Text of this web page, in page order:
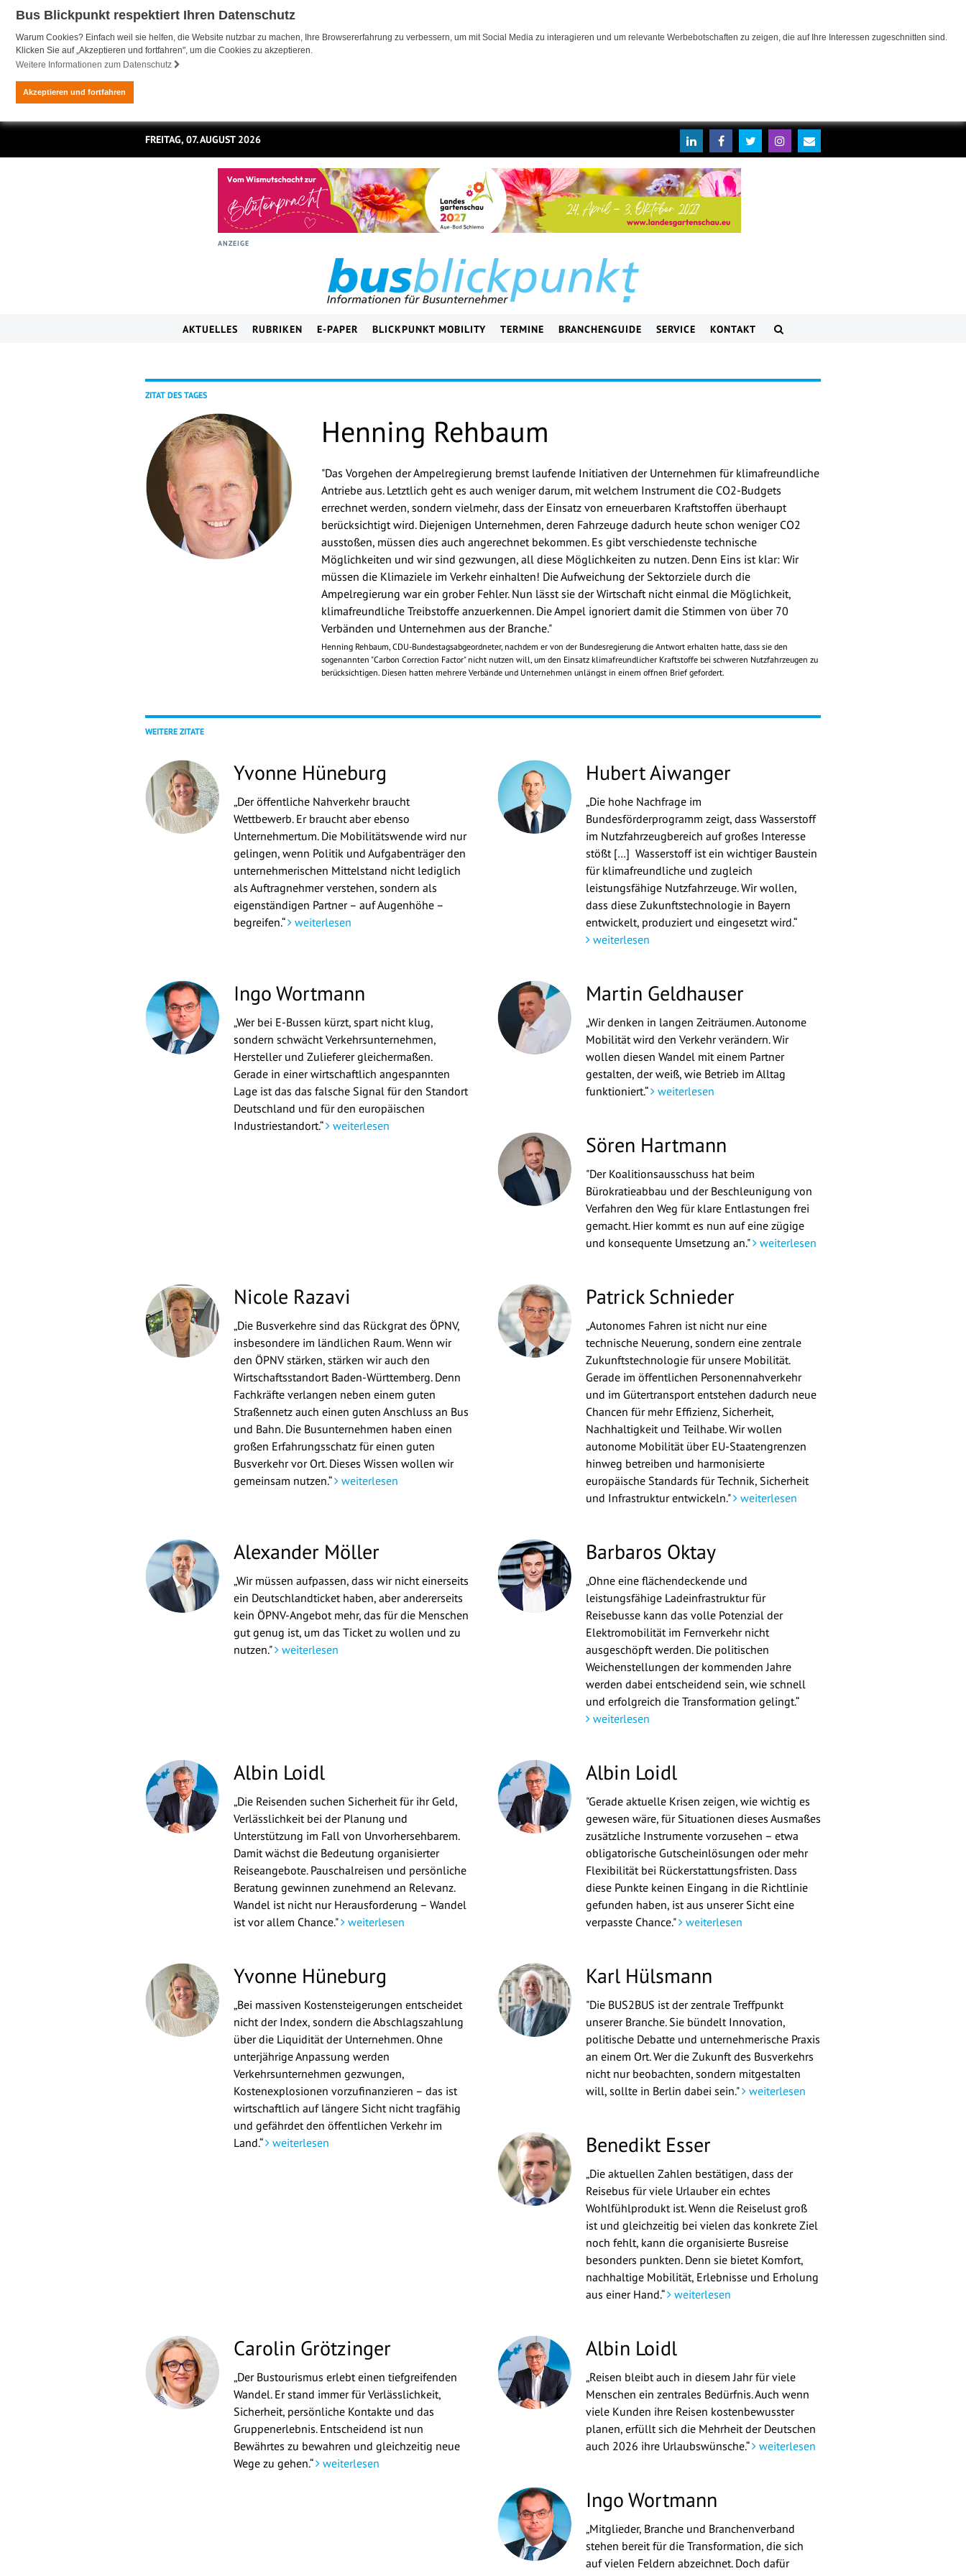
Bus Blickpunkt respektiert Ihren Datenschutz
Warum Cookies? Einfach weil sie helfen, die Website nutzbar zu machen, Ihre Browsererfahrung zu verbessern, um mit Social Media zu interagieren und um relevante Werbebotschaften zu zeigen, die auf Ihre Interessen zugeschnitten sind.
Klicken Sie auf „Akzeptieren und fortfahren", um die Cookies zu akzeptieren.
Weitere Informationen zum Datenschutz
Akzeptieren und fortfahren
FREITAG, 07. AUGUST 2026
ANZEIGE
AKTUELLES RUBRIKEN E-PAPER BLICKPUNKT MOBILITY TERMINE BRANCHENGUIDE SERVICE KONTAKT
ZITAT DES TAGES
Henning Rehbaum
"Das Vorgehen der Ampelregierung bremst laufende Initiativen der Unternehmen für klimafreundliche
Antriebe aus. Letztlich geht es auch weniger darum, mit welchem Instrument die CO2-Budgets
errechnet werden, sondern vielmehr, dass der Einsatz von erneuerbaren Kraftstoffen überhaupt
berücksichtigt wird. Diejenigen Unternehmen, deren Fahrzeuge dadurch heute schon weniger CO2
ausstoßen, müssen dies auch angerechnet bekommen. Es gibt verschiedenste technische
Möglichkeiten und wir sind gezwungen, all diese Möglichkeiten zu nutzen. Denn Eins ist klar: Wir
müssen die Klimaziele im Verkehr einhalten! Die Aufweichung der Sektorziele durch die
Ampelregierung war ein grober Fehler. Nun lässt sie der Wirtschaft nicht einmal die Möglichkeit,
klimafreundliche Treibstoffe anzuerkennen. Die Ampel ignoriert damit die Stimmen von über 70
Verbänden und Unternehmen aus der Branche."
Henning Rehbaum, CDU-Bundestagsabgeordneter, nachdem er von der Bundesregierung die Antwort erhalten hatte, dass sie den
sogenannten "Carbon Correction Factor" nicht nutzen will, um den Einsatz klimafreundlicher Kraftstoffe bei schweren Nutzfahrzeugen zu
berücksichtigen. Diesen hatten mehrere Verbände und Unternehmen unlängst in einem offnen Brief gefordert.
WEITERE ZITATE
Yvonne Hüneburg
„Der öffentliche Nahverkehr braucht
Wettbewerb. Er braucht aber ebenso
Unternehmertum. Die Mobilitätswende wird nur
gelingen, wenn Politik und Aufgabenträger den
unternehmerischen Mittelstand nicht lediglich
als Auftragnehmer verstehen, sondern als
eigenständigen Partner – auf Augenhöhe –
begreifen.“ weiterlesen
Hubert Aiwanger
„Die hohe Nachfrage im
Bundesförderprogramm zeigt, dass Wasserstoff
im Nutzfahrzeugbereich auf großes Interesse
stößt […] Wasserstoff ist ein wichtiger Baustein
für klimafreundliche und zugleich
leistungsfähige Nutzfahrzeuge. Wir wollen,
dass diese Zukunftstechnologie in Bayern
entwickelt, produziert und eingesetzt wird.“
weiterlesen
Ingo Wortmann
„Wer bei E-Bussen kürzt, spart nicht klug,
sondern schwächt Verkehrsunternehmen,
Hersteller und Zulieferer gleichermaßen.
Gerade in einer wirtschaftlich angespannten
Lage ist das das falsche Signal für den Standort
Deutschland und für den europäischen
Industriestandort.“ weiterlesen
Martin Geldhauser
„Wir denken in langen Zeiträumen. Autonome
Mobilität wird den Verkehr verändern. Wir
wollen diesen Wandel mit einem Partner
gestalten, der weiß, wie Betrieb im Alltag
funktioniert.“ weiterlesen
Sören Hartmann
"Der Koalitionsausschuss hat beim
Bürokratieabbau und der Beschleunigung von
Verfahren den Weg für klare Entlastungen frei
gemacht. Hier kommt es nun auf eine zügige
und konsequente Umsetzung an." weiterlesen
Nicole Razavi
„Die Busverkehre sind das Rückgrat des ÖPNV,
insbesondere im ländlichen Raum. Wenn wir
den ÖPNV stärken, stärken wir auch den
Wirtschaftsstandort Baden-Württemberg. Denn
Fachkräfte verlangen neben einem guten
Straßennetz auch einen guten Anschluss an Bus
und Bahn. Die Busunternehmen haben einen
großen Erfahrungsschatz für einen guten
Busverkehr vor Ort. Dieses Wissen wollen wir
gemeinsam nutzen.“ weiterlesen
Patrick Schnieder
„Autonomes Fahren ist nicht nur eine
technische Neuerung, sondern eine zentrale
Zukunftstechnologie für unsere Mobilität.
Gerade im öffentlichen Personennahverkehr
und im Gütertransport entstehen dadurch neue
Chancen für mehr Effizienz, Sicherheit,
Nachhaltigkeit und Teilhabe. Wir wollen
autonome Mobilität über EU-Staatengrenzen
hinweg betreiben und harmonisierte
europäische Standards für Technik, Sicherheit
und Infrastruktur entwickeln." weiterlesen
Alexander Möller
„Wir müssen aufpassen, dass wir nicht einerseits
ein Deutschlandticket haben, aber andererseits
kein ÖPNV-Angebot mehr, das für die Menschen
gut genug ist, um das Ticket zu wollen und zu
nutzen." weiterlesen
Barbaros Oktay
„Ohne eine flächendeckende und
leistungsfähige Ladeinfrastruktur für
Reisebusse kann das volle Potenzial der
Elektromobilität im Fernverkehr nicht
ausgeschöpft werden. Die politischen
Weichenstellungen der kommenden Jahre
werden dabei entscheidend sein, wie schnell
und erfolgreich die Transformation gelingt.“
weiterlesen
Albin Loidl
„Die Reisenden suchen Sicherheit für ihr Geld,
Verlässlichkeit bei der Planung und
Unterstützung im Fall von Unvorhersehbarem.
Damit wächst die Bedeutung organisierter
Reiseangebote. Pauschalreisen und persönliche
Beratung gewinnen zunehmend an Relevanz.
Wandel ist nicht nur Herausforderung – Wandel
ist vor allem Chance." weiterlesen
Albin Loidl
"Gerade aktuelle Krisen zeigen, wie wichtig es
gewesen wäre, für Situationen dieses Ausmaßes
zusätzliche Instrumente vorzusehen – etwa
obligatorische Gutscheinlösungen oder mehr
Flexibilität bei Rückerstattungsfristen. Dass
diese Punkte keinen Eingang in die Richtlinie
gefunden haben, ist aus unserer Sicht eine
verpasste Chance." weiterlesen
Yvonne Hüneburg
„Bei massiven Kostensteigerungen entscheidet
nicht der Index, sondern die Abschlagszahlung
über die Liquidität der Unternehmen. Ohne
unterjährige Anpassung werden
Verkehrsunternehmen gezwungen,
Kostenexplosionen vorzufinanzieren – das ist
wirtschaftlich auf längere Sicht nicht tragfähig
und gefährdet den öffentlichen Verkehr im
Land.“ weiterlesen
Karl Hülsmann
"Die BUS2BUS ist der zentrale Treffpunkt
unserer Branche. Sie bündelt Innovation,
politische Debatte und unternehmerische Praxis
an einem Ort. Wer die Zukunft des Busverkehrs
nicht nur beobachten, sondern mitgestalten
will, sollte in Berlin dabei sein." weiterlesen
Benedikt Esser
„Die aktuellen Zahlen bestätigen, dass der
Reisebus für viele Urlauber ein echtes
Wohlfühlprodukt ist. Wenn die Reiselust groß
ist und gleichzeitig bei vielen das konkrete Ziel
noch fehlt, kann die organisierte Busreise
besonders punkten. Denn sie bietet Komfort,
nachhaltige Mobilität, Erlebnisse und Erholung
aus einer Hand.“ weiterlesen
Carolin Grötzinger
„Der Bustourismus erlebt einen tiefgreifenden
Wandel. Er stand immer für Verlässlichkeit,
Sicherheit, persönliche Kontakte und das
Gruppenerlebnis. Entscheidend ist nun
Bewährtes zu bewahren und gleichzeitig neue
Wege zu gehen.“ weiterlesen
Albin Loidl
„Reisen bleibt auch in diesem Jahr für viele
Menschen ein zentrales Bedürfnis. Auch wenn
viele Kunden ihre Reisen kostenbewusster
planen, erfüllt sich die Mehrheit der Deutschen
auch 2026 ihre Urlaubswünsche.“ weiterlesen
Ingo Wortmann
„Mitglieder, Branche und Branchenverband
stehen bereit für die Transformation, die sich
auf vielen Feldern abzeichnet. Doch dafür